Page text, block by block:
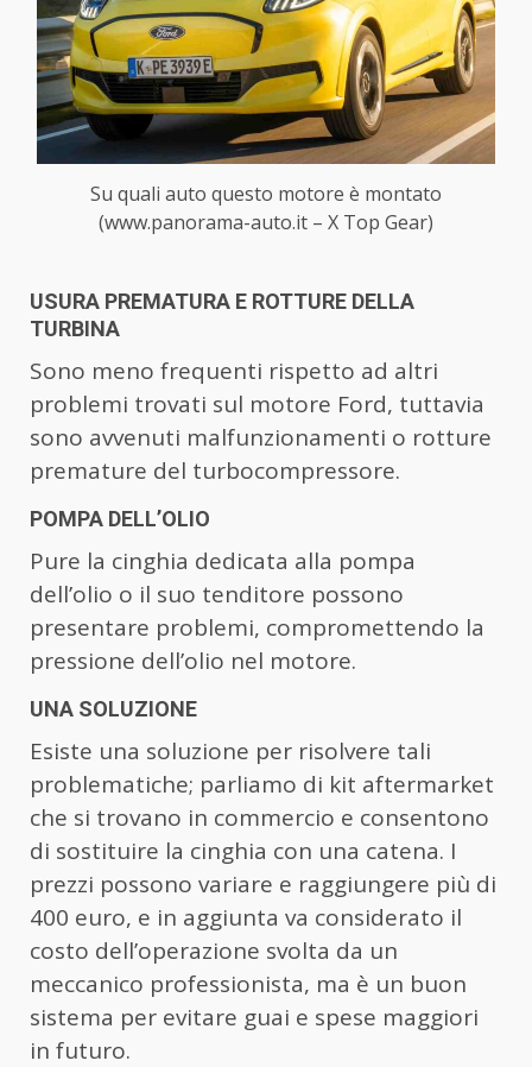
Su quali auto questo motore è montato
(www.panorama-auto.it – X Top Gear)
USURA PREMATURA E ROTTURE DELLA
TURBINA
Sono meno frequenti rispetto ad altri
problemi trovati sul motore Ford, tuttavia
sono avvenuti malfunzionamenti o rotture
premature del turbocompressore.
POMPA DELL’OLIO
Pure la cinghia dedicata alla pompa
dell’olio o il suo tenditore possono
presentare problemi, compromettendo la
pressione dell’olio nel motore.
UNA SOLUZIONE
Esiste una soluzione per risolvere tali
problematiche; parliamo di kit aftermarket
che si trovano in commercio e consentono
di sostituire la cinghia con una catena. I
prezzi possono variare e raggiungere più di
400 euro, e in aggiunta va considerato il
costo dell’operazione svolta da un
meccanico professionista, ma è un buon
sistema per evitare guai e spese maggiori
in futuro.